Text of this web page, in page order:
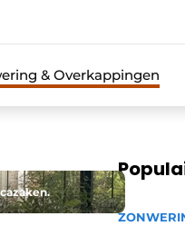
& Overkappingen